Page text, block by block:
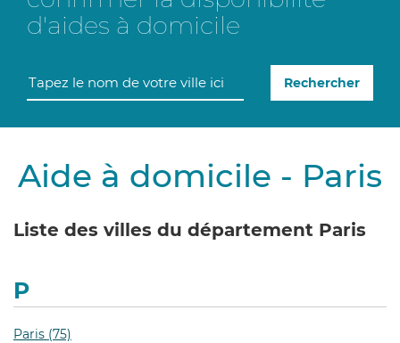
d'aides à domicile
Rechercher
Aide à domicile - Paris
Liste des villes du département Paris
P
Paris (75)